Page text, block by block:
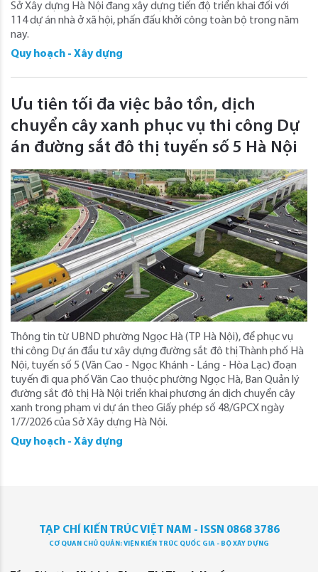
Sở Xây dựng Hà Nội đang xây dựng tiến độ triển khai đối với
114 dự án nhà ở xã hội, phấn đấu khởi công toàn bộ trong năm
nay.
Quy hoạch - Xây dựng
Ưu tiên tối đa việc bảo tồn, dịch
chuyển cây xanh phục vụ thi công Dự
án đường sắt đô thị tuyến số 5 Hà Nội
Thông tin từ UBND phường Ngọc Hà (TP Hà Nội), để phục vụ
thi công Dự án đầu tư xây dựng đường sắt đô thị Thành phố Hà
Nội, tuyến số 5 (Văn Cao - Ngọc Khánh - Láng - Hòa Lạc) đoạn
tuyến đi qua phố Văn Cao thuộc phường Ngọc Hà, Ban Quản lý
đường sắt đô thị Hà Nội triển khai phương án dịch chuyển cây
xanh trong phạm vi dự án theo Giấy phép số 48/GPCX ngày
1/7/2026 của Sở Xây dựng Hà Nội.
Quy hoạch - Xây dựng
TẠP CHÍ KIẾN TRÚC VIỆT NAM - ISSN 0868 3786
CƠ QUAN CHỦ QUẢN: VIỆN KIẾN TRÚC QUỐC GIA - BỘ XÂY DỰNG